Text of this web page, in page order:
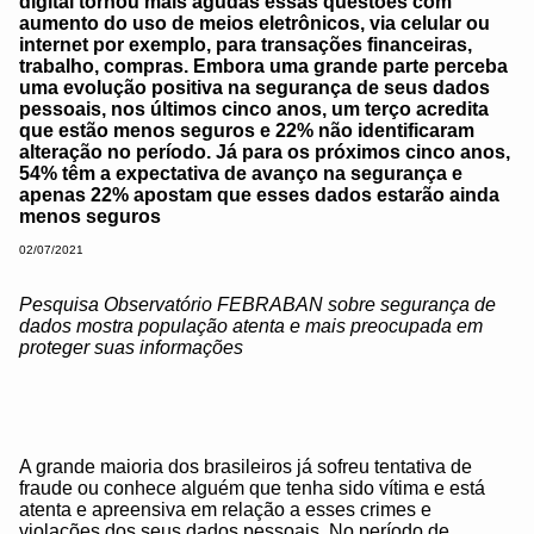
aumento do uso de meios eletrônicos, via celular ou
internet por exemplo, para transações financeiras,
trabalho, compras. Embora uma grande parte perceba
uma evolução positiva na segurança de seus dados
pessoais, nos últimos cinco anos, um terço acredita
que estão menos seguros e 22% não identificaram
alteração no período. Já para os próximos cinco anos,
54% têm a expectativa de avanço na segurança e
apenas 22% apostam que esses dados estarão ainda
menos seguros
02/07/2021
Pesquisa Observatório FEBRABAN sobre segurança de
dados mostra população atenta e mais preocupada em
proteger suas informações
A grande maioria dos brasileiros já sofreu tentativa de
fraude ou conhece alguém que tenha sido vítima e está
atenta e apreensiva em relação a esses crimes e